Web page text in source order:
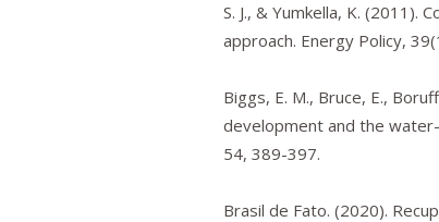
S. J., & Yumkella, K.
approach. Energy Policy,39
Biggs, E. M., Bruce, E.,
development and the
54, 389-397.
Brasil de Fato. (2020).